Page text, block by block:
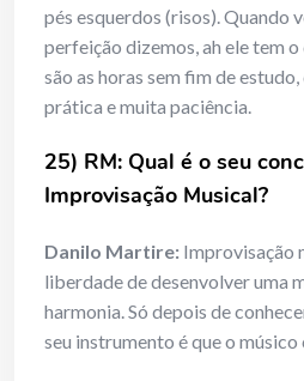
pés esquerdos (risos). Quando
perfeição dizemos, ah ele tem
são as horas sem fim de
prática e muita paciência.
25) RM: Qual é o seu
Improvisação Musical?
Danilo Martire: Improvisação
liberdade de desenvolver uma
harmonia. Só depois de
seu instrumento é que o músico